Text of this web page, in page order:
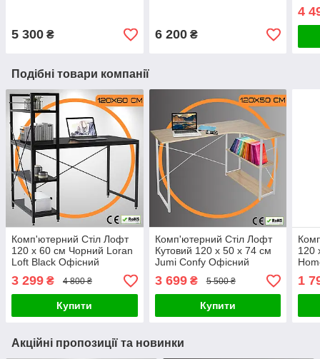
Офісу Поворотне
5 300 ₴
Бежеве Польща
6 200₴
Pro
4
Подібні товари компанії
Комп'ютерний Стіл Лофт
120 x 60 см Чорний Loran
Loft Black Офісний
Боковими Полицями
Польща
3 299 ₴ 4 800 ₴
Купити
Комп'ютерний Стіл Лофт
Кутовий 120 x 50 х 74 см
Jumi Confy Офісний
Поличками Білий МДФ
3 699₴ 5 500 ₴
Купити
120
ДСП
1
Акційні пропозиції та новинки